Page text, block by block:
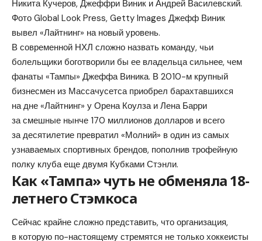
Никита Кучеров, Джеффри Виник и Андрей Василевский.
Фото Global Look Press, Getty Images Джефф Виник
вывел «Лайтнинг» на новый уровень.
В современной НХЛ сложно назвать команду, чьи
болельщики боготворили бы ее владельца сильнее, чем
фанаты «Тампы» Джеффа Виника. В 2010-м крупный
бизнесмен из Массачусетса приобрел барахтавшихся
на дне «Лайтнинг» у Орена Коулза и Лена Барри
за смешные нынче 170 миллионов долларов и всего
за десятилетие превратил «Молний» в один из самых
узнаваемых спортивных брендов, пополнив трофейную
полку клуба еще двумя Кубками Стэнли.
Как «Тампа» чуть не обменяла 18-
летнего Стэмкоса
Сейчас крайне сложно представить, что организация,
в которую по-настоящему стремятся не только хоккеисты